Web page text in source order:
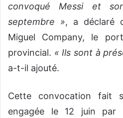
convoqué Messi et
septembre », a déclaré
Miguel Company, le
provincial. « Ils sont à
a-t-il ajouté.
Cette convocation fait
engagée le 12 juin par